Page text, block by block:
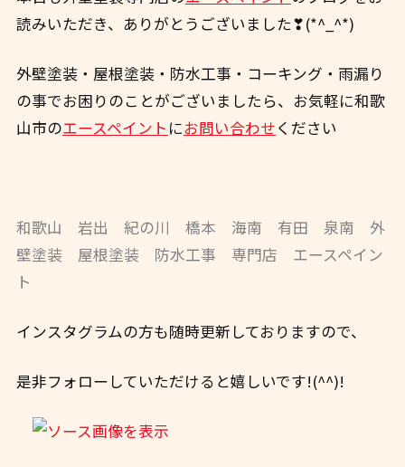
読みいただき、ありがとうございました❣(*^_^*)
外壁塗装・屋根塗装・防水工事・コーキング・雨漏り
の事でお困りのことがございましたら、お気軽に和歌
山市のエースペイント にお問い合わせください
和歌山 岩出 紀の川 橋本 海南 有田 泉南 外
壁塗装 屋根塗装 防水工事 専門店 エースペイン
ト
インスタグラムの方も随時更新しておりますので、
是非フォローしていただけると嬉しいです!(^^)!